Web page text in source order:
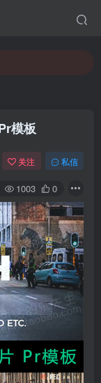
模板
关注 私信
1003 0